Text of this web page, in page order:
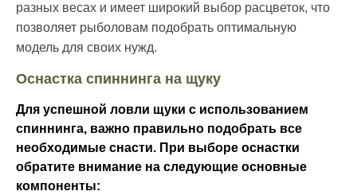
разных весах и имеет широкий выбор расцветок, что
позволяет рыболовам подобрать оптимальную
модель для своих нужд.
Оснастка спиннинга на щуку
Для успешной ловли щуки с использованием
спиннинга, важно правильно подобрать все
необходимые снасти. При выборе оснастки
обратите внимание на следующие основные
компоненты: